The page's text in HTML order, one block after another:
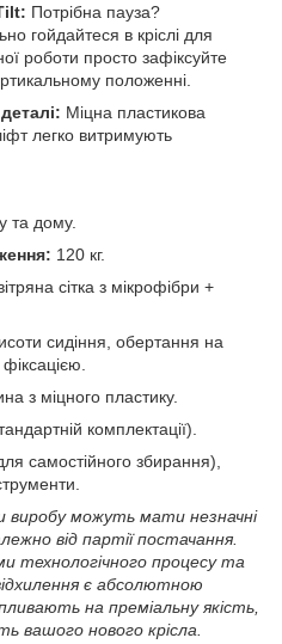
Потрібна пауза?
гойдайтеся в кріслі для
роботи просто зафіксуйте
положенні.
Міцна пластикова
легко витримують
та дому.
120 кг.
сітка з мікрофібри +
сидіння, обертання на
з міцного пластику.
комплектації).
самостійного збирання),
виробу можуть мати незначні
від партії постачання.
технологічного процесу та
є абсолютною
на преміальну якість,
вашого нового крісла.